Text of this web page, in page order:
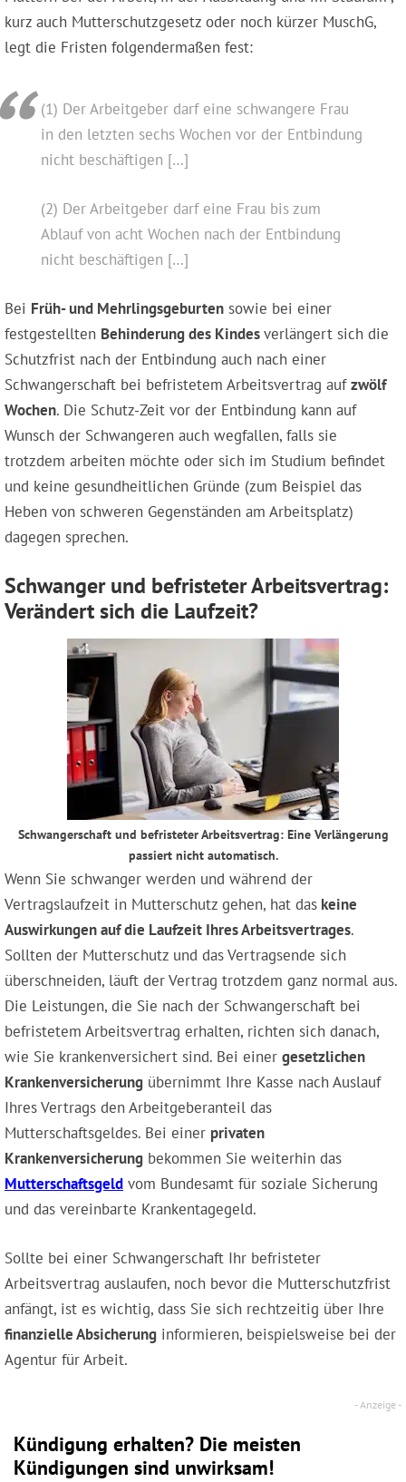
kurz auch Mutterschutzgesetz oder noch kürzer MuschG,
legt die Fristen folgendermaßen fest:
(1) Der Arbeitgeber darf eine schwangere Frau
in den letzten sechs Wochen vor der Entbindung
nicht beschäftigen […]
(2) Der Arbeitgeber darf eine Frau bis zum
Ablauf von acht Wochen nach der Entbindung
nicht beschäftigen […]
Bei Früh- und Mehrlingsgeburten sowie bei einer
festgestellten Behinderung des Kindesverlängert sich die
Schutzfrist nach der Entbindung auch nach einer
Schwangerschaft bei befristetem Arbeitsvertrag aufzwölf
Wochen. Die Schutz-Zeit vor der Entbindung kann auf
Wunsch der Schwangeren auch wegfallen, falls sie
trotzdem arbeiten möchte oder sich im Studium befindet
und keine gesundheitlichen Gründe (zum Beispiel das
Heben von schweren Gegenständen am Arbeitsplatz)
dagegen sprechen.
Schwanger und befristeter Arbeitsvertrag:
Verändert sich die Laufzeit?
Schwangerschaft und befristeter Arbeitsvertrag: Eine Verlängerung
passiert nicht automatisch.
Wenn Sie schwanger werden und während der
Vertragslaufzeit in Mutterschutz gehen, hat das keine
Auswirkungen auf die Laufzeit Ihres Arbeitsvertrages.
Sollten der Mutterschutz und das Vertragsende sich
überschneiden, läuft der Vertrag trotzdem ganz normal aus.
Die Leistungen, die Sie nach der Schwangerschaft bei
befristetem Arbeitsvertrag erhalten, richten sich danach,
wie Sie krankenversichert sind. Bei einer gesetzlichen
Krankenversicherung übernimmt Ihre Kasse nach Auslauf
Ihres Vertrags den Arbeitgeberanteil das
Mutterschaftsgeldes. Bei einer privaten
Krankenversicherung bekommen Sie weiterhin das
Mutterschaftsgeld vom Bundesamt für soziale Sicherung
und das vereinbarte Krankentagegeld.
Sollte bei einer Schwangerschaft Ihr befristeter
Arbeitsvertrag auslaufen, noch bevor die Mutterschutzfrist
anfängt, ist es wichtig, dass Sie sich rechtzeitig über Ihre
finanzielle Absicherung informieren, beispielsweise bei der
Agentur für Arbeit.
Kündigung erhalten? Die meisten
Kündigungen sind unwirksam!